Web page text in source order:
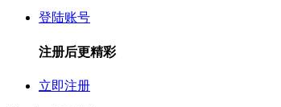
登陆账号
注册后更精彩
立即注册